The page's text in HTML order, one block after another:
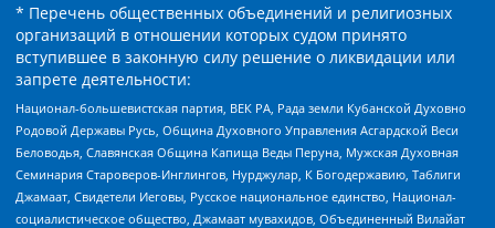
* Перечень общественных объединений и религиозных
организаций в отношении которых судом принято
вступившее в законную силу решение о ликвидации или
запрете деятельности:
Национал-большевистская партия, ВЕК РА, Рада земли Кубанской Духовно
Родовой Державы Русь, Община Духовного Управления Асгардской Веси
Беловодья, Славянская Община Капища Веды Перуна, Мужская Духовная
Семинария Староверов-Инглингов, Нурджулар, К Богодержавию, Таблиги
Джамаат, Свидетели Иеговы, Русское национальное единство, Национал-
социалистическое общество, Джамаат мувахидов, Объединенный Вилайат